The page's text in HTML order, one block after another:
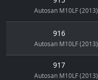
Autosan M10LF (2013)
916
Autosan M10LF (2013)
917
Autosan M10LF (2013)